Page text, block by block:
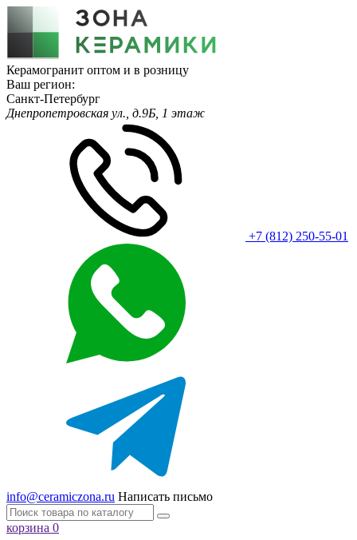
Керамогранит оптом и в розницу
Ваш регион:
Санкт-Петербург
Днепропетровская ул., д.9Б, 1 этаж
+7 (812) 250-55-01
info@ceramiczona.ru Написать письмо
корзина 0